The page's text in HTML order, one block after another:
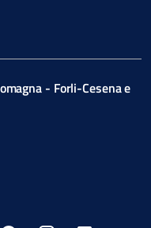
- Forli-Cesena e